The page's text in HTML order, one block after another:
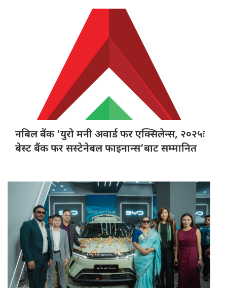
नबिल बैंक‘युरो मनी अवार्ड फर एक्सिलेन्स, २०२५ः
बेस्ट बैंक फर सस्टेनेबल फाइनान्स’बाट सम्मानित